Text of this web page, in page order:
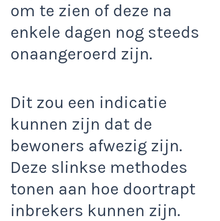
om te zien of deze na
enkele dagen nog steeds
onaangeroerd zijn.
Dit zou een indicatie
kunnen zijn dat de
bewoners afwezig zijn.
Deze slinkse methodes
tonen aan hoe doortrapt
inbrekers kunnen zijn.